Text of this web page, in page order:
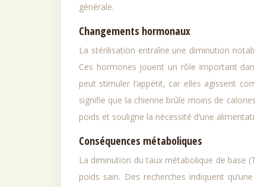
générale.
Changements hormonaux
La stérilisation entraîne une diminution
Ces hormones jouent un rôle important
peut stimuler l’appétit, car elles agissent
signifie que la chienne brûle moins de
poids et souligne la nécessité d’une
Conséquences métaboliques
La diminution du taux métabolique de base
poids sain. Des recherches indiquent